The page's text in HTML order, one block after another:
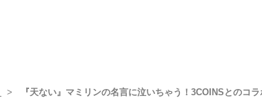
『天ない』マミリンの名言に泣いちゃう！3COINSとのコ